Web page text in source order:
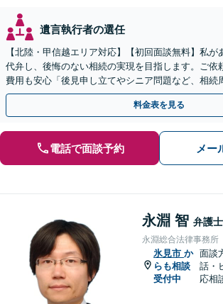
遺言執行者の選任
【北陸・甲信越エリア対応】【初回面談無料】私が
代弁し、後悔のない相続の実現を目指します。ご依
費用も安心「後見申し立てやシニア問題など、相続
対処可能」【WEB面談対応】
料金表を見る
電話で面談予約 メー
永淵 智 弁護士
永淵総合法律事務所
氷見市 か
らも相談
受付中
面談
話・
応相